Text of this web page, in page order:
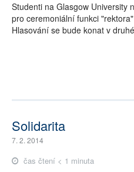
Studenti na Glasgow University
pro ceremoniální funkci
Hlasování se bude konat v
Solidarita
7. 2. 2014
čas čtení < 1 minuta